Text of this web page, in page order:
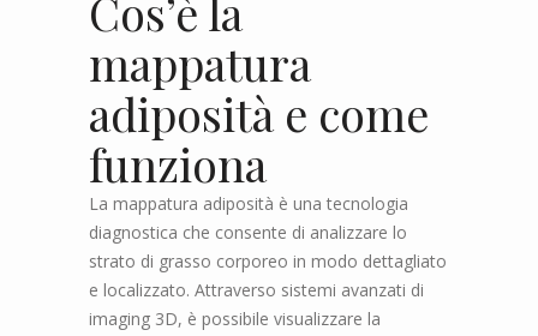
Cos’è la
mappatura
adiposità e come
funziona
La mappatura adiposità è una tecnologia
diagnostica che consente di analizzare lo
strato di grasso corporeo in modo dettagliato
e localizzato. Attraverso sistemi avanzati di
imaging 3D, è possibile visualizzare la